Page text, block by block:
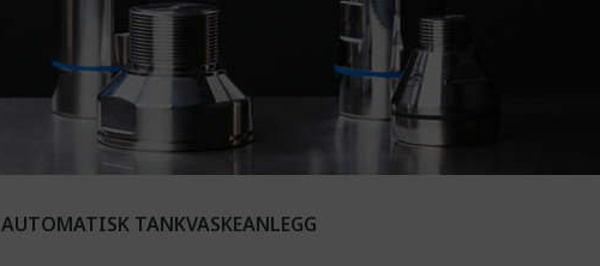
AUTOMATISK TANKVASKEANLEGG